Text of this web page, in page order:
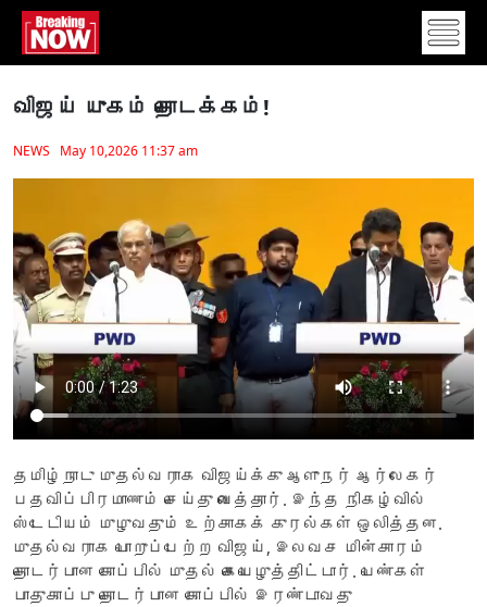
விஜய் யுகம் தொடக்கம்!
NEWS May 10,2026 11:37 am
தமிழ்நாடு முதல்வராக விஜய்க்கு ஆளுநர் ஆர்லேகர்
பதவிப்பிரமாணம் செய்து வைத்தார். இந்த நிகழ்வில்
ஸ்டேடியம் முழுவதும் உற்சாகக் குரல்கள் ஒலித்தன.
முதல்வராக பொறுப்பேற்ற விஜய், இலவச மின்சாரம்
தொடர்பான கோப்பில் முதல் கையெழுத்திட்டார். பெண்கள்
பாதுகாப்பு தொடர்பான கோப்பில் இரண்டாவது